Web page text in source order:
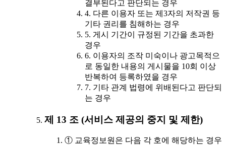
결부된다고 판단되는 경우
4. 다른 이용자 또는 제3자의 저작권 등
기타 권리를 침해하는 경우
5. 게시 기간이 규정된 기간을 초과한
경우
6. 이용자의 조작 미숙이나 광고목적으
로 동일한 내용의 게시물을 10회 이상
반복하여 등록하였을 경우
7. 기타 관계 법령에 위배된다고 판단되
는 경우
제 13 조 (서비스 제공의 중지 및 제한)
① 교육정보원은 다음 각 호에 해당하는 경우